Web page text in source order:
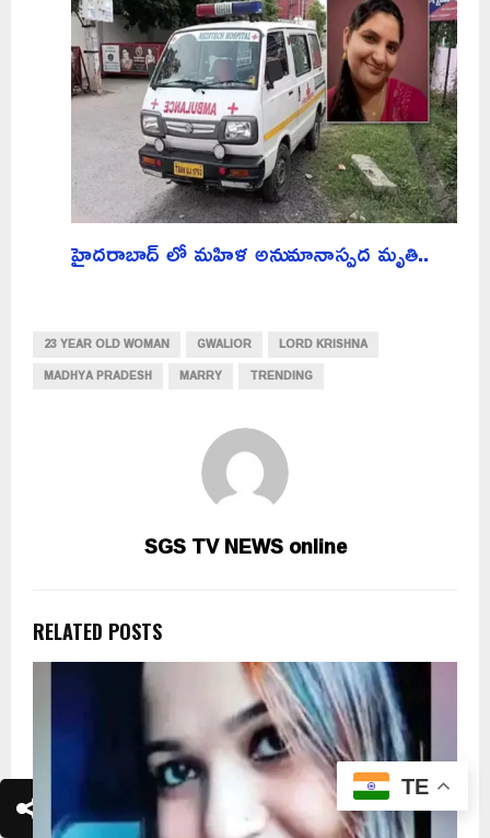
హైదరాబాద్ లో మహిళ అనుమానాస్పద మృతి..
23 YEAR OLD WOMAN GWALIOR
LORD KRISHNA
MADHYA PRADESH
MARRY TRENDING
SGS TV NEWS online
RELATED POSTS
TE